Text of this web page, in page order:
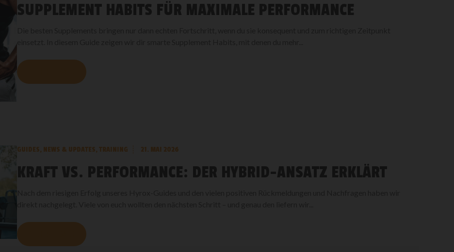
SUPPLEMENT HABITS FÜR MAXIMALE PERFORMANCE
GUIDES, NEWS & UPDATES,TRAINING 21. MAI 2026
KRAFT VS. PERFORMANCE: DER HYBRID-ANSATZ ERKLÄRT